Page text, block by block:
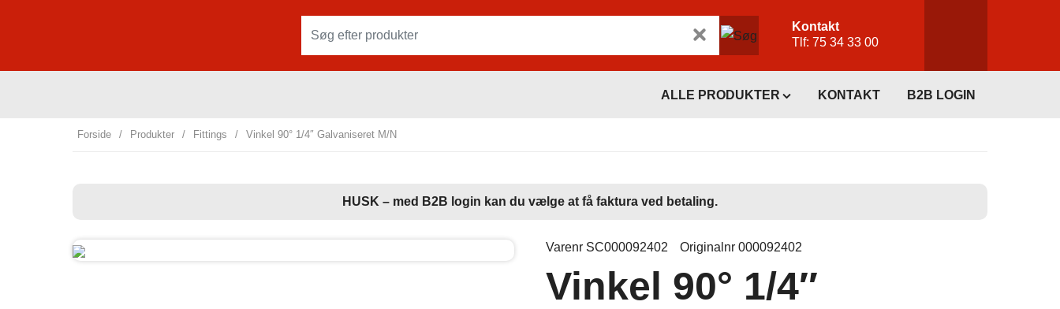
Kontakt
Tlf: 75 34 33 00
ALLE PRODUKTER KONTAKT B2B LOGIN
Forside / Produkter / Fittings / Vinkel 90° 1/4″ Galvaniseret M/N
HUSK – med B2B login kan du vælge at få faktura ved betaling.
Varenr SC000092402 Originalnr 000092402
Vinkel 90° 1/4″